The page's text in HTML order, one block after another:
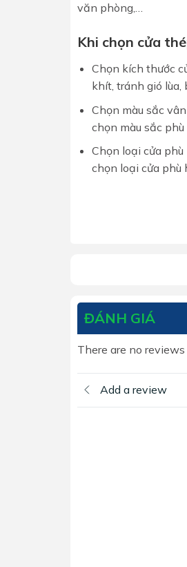
văn phòng,…
Khi chọn cửa
Chọn kích thước
khít, tránh gió lùa,
Chọn màu sắc
chọn màu sắc
Chọn loại cửa
chọn loại cửa phù
ĐÁNH GIÁ
There are no
Add a review